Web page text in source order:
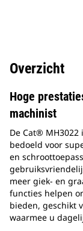
Overzicht
Hoge
machinist
De Cat®
bedoeld voor
en
meer giek- en
functies helpen
bieden, geschikt
waarmee u